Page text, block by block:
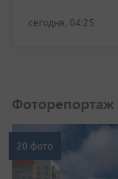
сегодня, 04:25
Фоторепортаж
20 фото